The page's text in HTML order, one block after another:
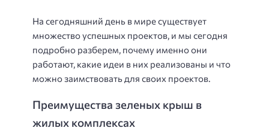
На сегодняшний день в мире существует
множество успешных проектов, и мы сегодня
подробно разберем, почему именно они
работают, какие идеи в них реализованы и что
можно заимствовать для своих проектов.
Преимущества зеленых крыш в
жилых комплексах